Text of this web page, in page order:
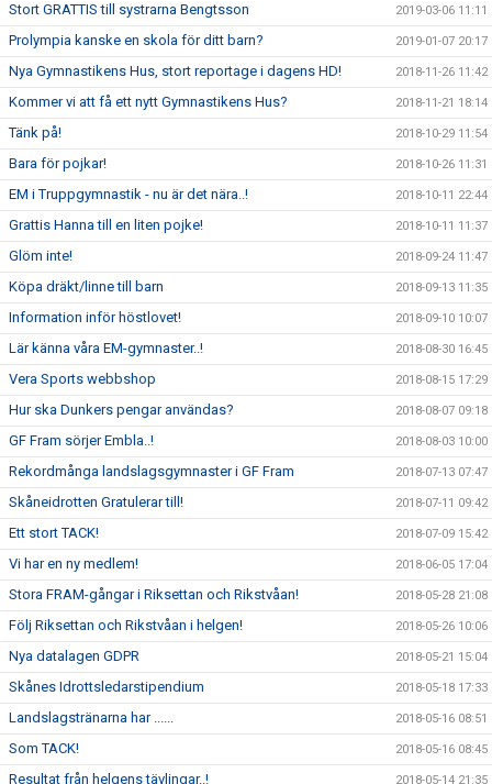
Stort GRATTIS till systrarna Bengtsson 2019-03-06 11:11
Prolympia kanske en skola för ditt barn? 2019-01-07 20:17
Nya Gymnastikens Hus, stort reportage i dagens HD! 2018-11-26 11:42
Kommer vi att få ett nytt Gymnastikens Hus? 2018-11-21 18:14
Tänk på! 2018-10-29 11:54
Bara för pojkar! 2018-10-26 11:31
EM i Truppgymnastik - nu är det nära..! 2018-10-11 22:44
Grattis Hanna till en liten pojke! 2018-10-11 11:37
Glöm inte! 2018-09-24 11:47
Köpa dräkt/linne till barn 2018-09-13 11:35
Information inför höstlovet! 2018-09-10 10:07
Lär känna våra EM-gymnaster..! 2018-08-30 16:45
Vera Sports webbshop 2018-08-15 17:29
Hur ska Dunkers pengar användas? 2018-08-07 09:18
GF Fram sörjer Embla..! 2018-08-03 10:00
Rekordmånga landslagsgymnaster i GF Fram 2018-07-13 07:47
Skåneidrotten Gratulerar till! 2018-07-11 09:42
Ett stort TACK! 2018-07-09 15:42
Vi har en ny medlem! 2018-06-05 17:04
Stora FRAM-gångar i Riksettan och Rikstvåan! 2018-05-28 21:08
Följ Riksettan och Rikstvåan i helgen! 2018-05-26 10:06
Nya datalagen GDPR 2018-05-21 15:04
Skånes Idrottsledarstipendium 2018-05-18 17:33
Landslagstränarna har ...... 2018-05-16 08:51
Som TACK! 2018-05-16 08:45
Resultat från helgens tävlingar..! 2018-05-14 21:35